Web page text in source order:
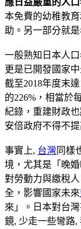
本免費的幼稚教
助。另一部分就
一般熟知日本人
更是已開發國家
截至2018年度末
的226%，相當於
紀錄，重建財政
安倍政府不得不
事實上, 台灣 同樣
境，尤其是「晚
對勞動力與繳稅
全，影響國家未來
來」。日本對台
鏡, 少走一些彎路,